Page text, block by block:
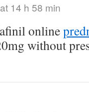
14 h 58 min
online
without